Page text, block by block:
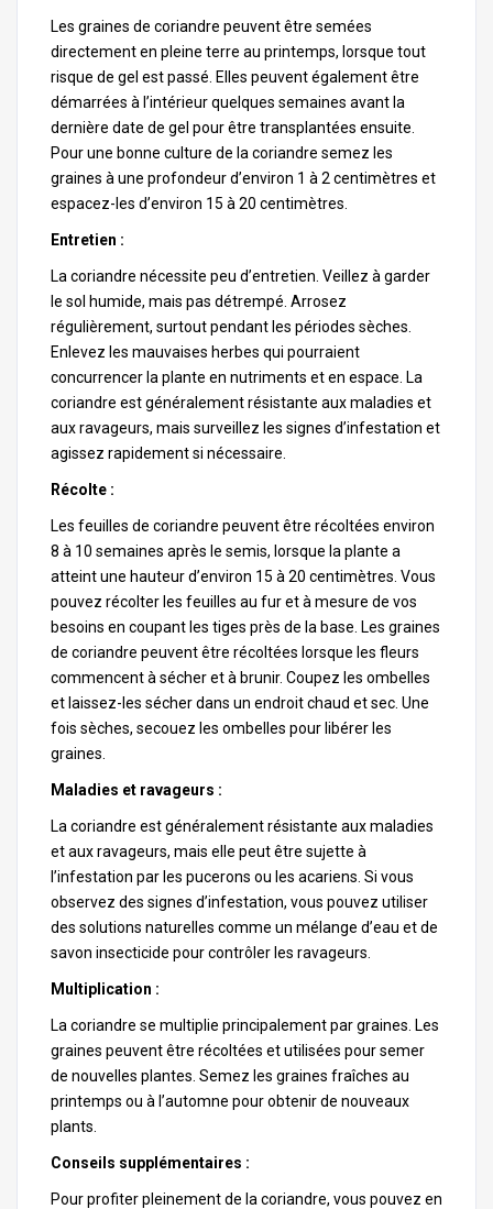
Les graines de coriandre peuvent être semées
directement en pleine terre au printemps, lorsque tout
risque de gel est passé. Elles peuvent également être
démarrées à l’intérieur quelques semaines avant la
dernière date de gel pour être transplantées ensuite.
Pour une bonne culture de la coriandre semez les
graines à une profondeur d’environ 1 à 2 centimètres et
espacez-les d’environ 15 à 20 centimètres.
Entretien :
La coriandre nécessite peu d’entretien. Veillez à garder
le sol humide, mais pas détrempé. Arrosez
régulièrement, surtout pendant les périodes sèches.
Enlevez les mauvaises herbes qui pourraient
concurrencer la plante en nutriments et en espace. La
coriandre est généralement résistante aux maladies et
aux ravageurs, mais surveillez les signes d’infestation et
agissez rapidement si nécessaire.
Récolte :
Les feuilles de coriandre peuvent être récoltées environ
8 à 10 semaines après le semis, lorsque la plante a
atteint une hauteur d’environ 15 à 20 centimètres. Vous
pouvez récolter les feuilles au fur et à mesure de vos
besoins en coupant les tiges près de la base. Les graines
de coriandre peuvent être récoltées lorsque les fleurs
commencent à sécher et à brunir. Coupez les ombelles
et laissez-les sécher dans un endroit chaud et sec. Une
fois sèches, secouez les ombelles pour libérer les
graines.
Maladies et ravageurs :
La coriandre est généralement résistante aux maladies
et aux ravageurs, mais elle peut être sujette à
l’infestation par les pucerons ou les acariens. Si vous
observez des signes d’infestation, vous pouvez utiliser
des solutions naturelles comme un mélange d’eau et de
savon insecticide pour contrôler les ravageurs.
Multiplication :
La coriandre se multiplie principalement par graines. Les
graines peuvent être récoltées et utilisées pour semer
de nouvelles plantes. Semez les graines fraîches au
printemps ou à l’automne pour obtenir de nouveaux
plants.
Conseils supplémentaires :
Pour profiter pleinement de la coriandre, vous pouvez en